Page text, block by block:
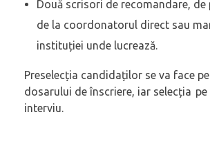
Două scrisori de recomandare, de
de la coordonatorul direct sau
instituției unde lucrează.
Preselecția candidaților se va face
dosarului de înscriere, iar selecția pe
interviu.